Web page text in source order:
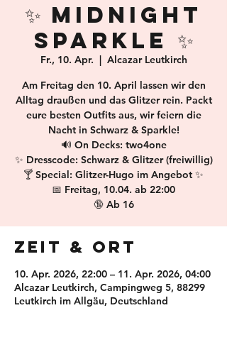
✨ Midnight
Sparkle ✨
Fr., 10. Apr.
  |
Alcazar Leutkirch
Am Freitag den 10. April lassen wir den
Alltag draußen und das Glitzer rein. Packt
eure besten Outfits aus, wir feiern die
Nacht in Schwarz & Sparkle!
🔊 On Decks: two4one
✨ Dresscode: Schwarz & Glitzer (freiwillig)
🍸 Special: Glitzer-Hugo im Angebot ✨
📅 Freitag, 10.04. ab 22:00
🔞 Ab 16
Zeit & Ort
10. Apr. 2026, 22:00 – 11. Apr. 2026, 04:00
Alcazar Leutkirch, Campingweg 5, 88299
Leutkirch im Allgäu, Deutschland